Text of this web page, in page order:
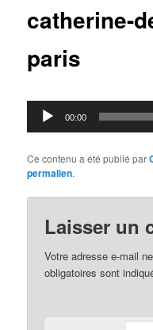
catherine-
paris
Lecteur
audio
00:00
Ce contenu a été publié par
permalien.
Laisser un
Votre adresse e-mail
obligatoires sont